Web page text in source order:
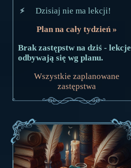
Dzisiaj nie ma lekcji!
Plan na cały tydzień »
Brak zastępstw na dziś - lekcje
odbywają się wg planu.
Wszystkie zaplanowane
zastępstwa